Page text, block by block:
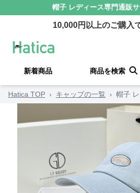
帽子 レディース専門通販サ
10,000円以上のご購入
新着商品 商品を検索
Hatica TOP › キャップの一覧 › 帽子